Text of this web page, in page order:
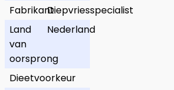
FabrikantDiepvriesspecialist
Land
van
oorsprong
Nederland
Dieetvoorkeur